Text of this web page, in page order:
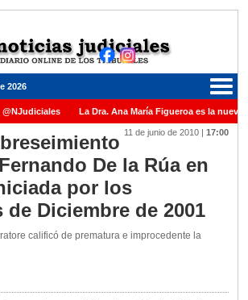
2026
La Dra. Ana María Figueroa es la nueva
medalla al Dr. Raul Zaffaroni en reconocimiento por su
en la Corte Suprema de Justicia de la Nación
11 de junio de 2010 | 17:00
De la Rúa en
por los
Diciembre de 2001
calificó de prematura e improcedente la